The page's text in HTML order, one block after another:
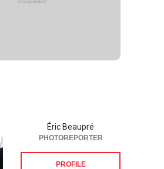
Éric Beaupré
PHOTOREPORTER
PROFILE